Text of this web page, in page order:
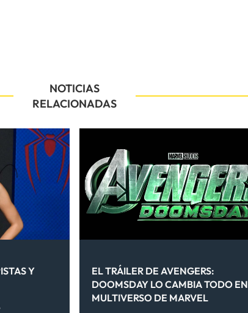
NOTICIAS
RELACIONADAS
Y
EL TRÁILER DE AVENGERS:
DOOMSDAY LO CAMBIA TODO
MULTIVERSO DE MARVEL